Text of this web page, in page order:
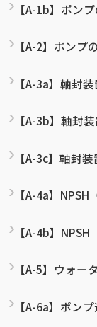
【A-1b】ポン
【A-2】ポンプ
【A-3a】軸封
【A-3b】軸封
【A-3c】軸封
【A-4a】NPSH
【A-4b】NPSH
【A-5】ウォー
【A-6a】ポン